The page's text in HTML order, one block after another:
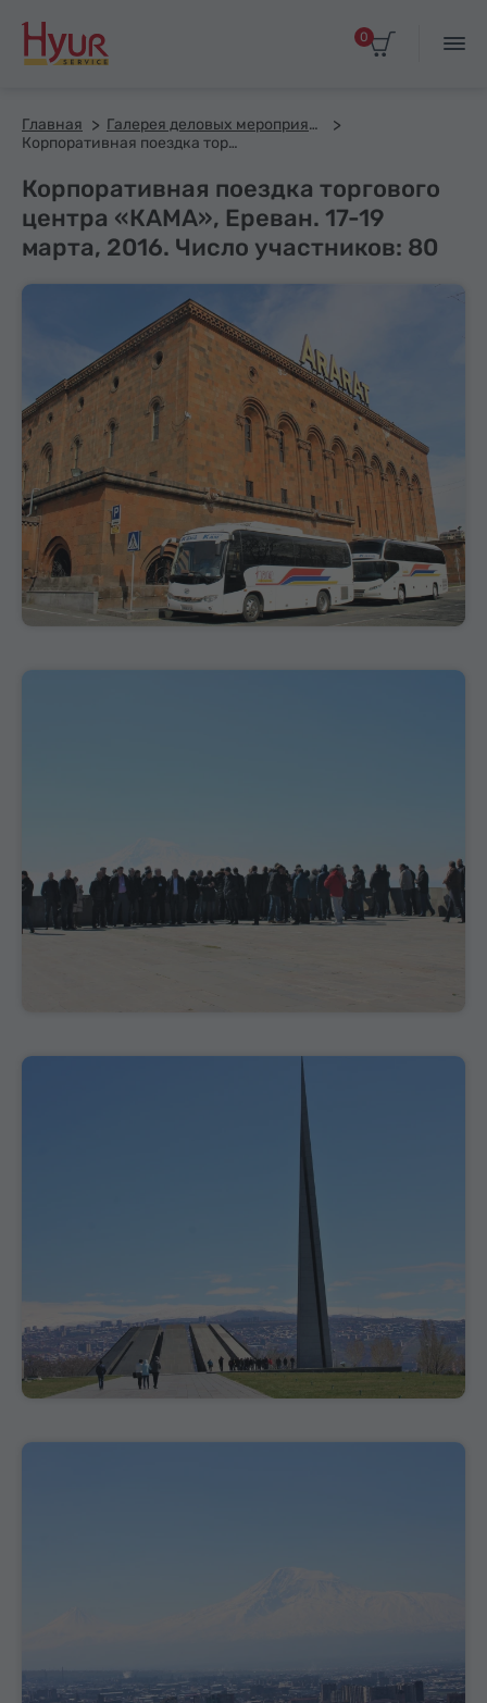
0
Главная
Галерея деловых мероприятий
Корпоративная поездка торгового центра «КАМА», Ереван. 17-19 марта, 2016. Число участников: 80
Корпоративная поездка торгового
центра «КАМА», Ереван. 17-19
марта, 2016. Число участников: 80